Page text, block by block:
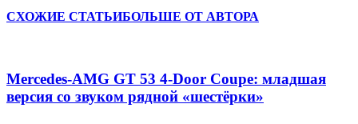
СХОЖИЕ СТАТЬИБОЛЬШЕ ОТ АВТОРА
Mercedes-AMG GT 53 4-Door Coupe: младшая
версия со звуком рядной «шестёрки»